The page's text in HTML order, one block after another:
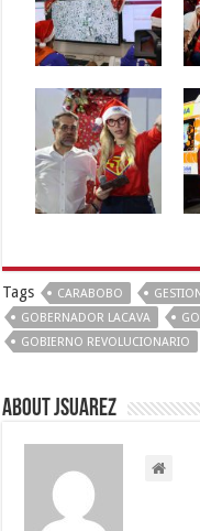
Tags CARABOBO GESTION
GOBERNADOR LACAVA
GOBIERNO REVOLUCIONARIO
About Jsuarez